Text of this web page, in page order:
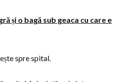
și o bagă sub geaca cu care e
spre spital.